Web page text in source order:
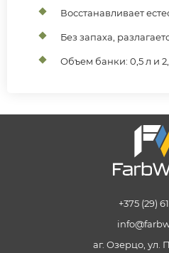
Восстанавливает
Без запаха,
Объем банки: 0,5 л и
+375 (29)
аг. Озерцо, ул.